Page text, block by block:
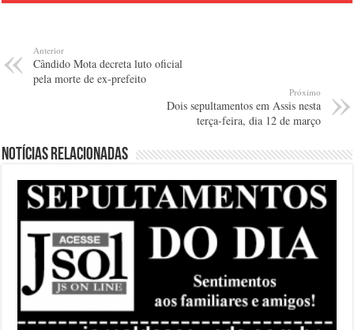
Anterior
Cândido Mota decreta luto oficial
pela morte de ex-prefeito
Próximo
Dois sepultamentos em Assis nesta
terça-feira, dia 12 de março
Notícias relacionadas